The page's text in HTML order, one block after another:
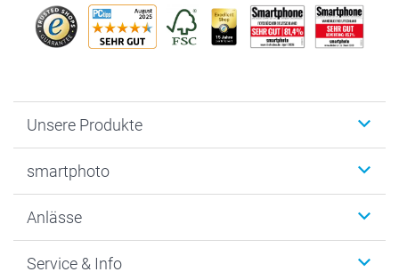
Unsere Produkte
Fotogeschenke
MyNameBook
smartphoto
Warum smartphoto
Anlässe
Service & Info